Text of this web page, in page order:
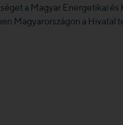
a Magyar Energetikai és
Magyarországon a Hivatal